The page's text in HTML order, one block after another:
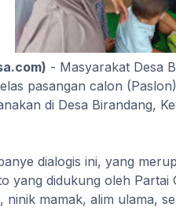
- Masyarakat Desa
pasangan calon
di Desa Birandang,
dialogis ini, yang
yang didukung oleh
mamak, alim ulama,